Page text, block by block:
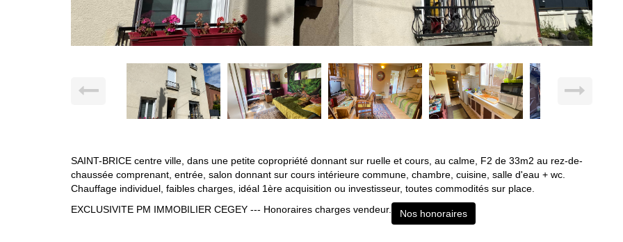
SAINT-BRICE centre ville, dans une petite copropriété donnant sur ruelle et cours, au calme, F2 de 33m2 au rez-de-
chaussée comprenant, entrée, salon donnant sur cours intérieure commune, chambre, cuisine, salle d'eau + wc.
Chauffage individuel, faibles charges, idéal 1ère acquisition ou investisseur, toutes commodités sur place.
EXCLUSIVITE PM IMMOBILIER CEGEY --- Honoraires charges vendeur.
Nos honoraires